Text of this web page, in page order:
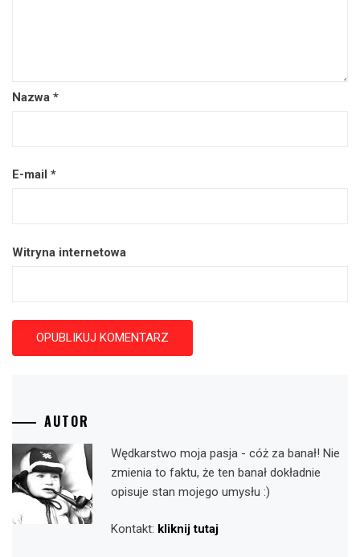
Nazwa *
E-mail *
Witryna internetowa
AUTOR
Wędkarstwo moja pasja - cóż za banał! Nie
zmienia to faktu, że ten banał dokładnie
opisuje stan mojego umysłu :)
Kontakt: kliknij tutaj